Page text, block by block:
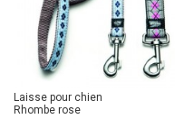
Laisse pour chien
Rhombe rose